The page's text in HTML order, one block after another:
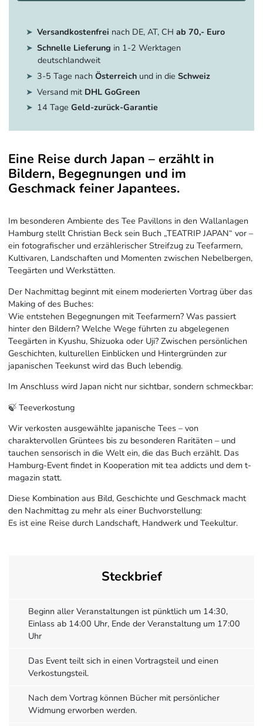
Versandkostenfrei nach DE, AT, CH ab 70,- Euro
Schnelle Lieferung in 1-2 Werktagen
deutschlandweit
3-5 Tage nach Österreichund in die Schweiz
Versand mit DHL GoGreen
14 Tage Geld-zurück-Garantie
Eine Reise durch Japan – erzählt in
Bildern, Begegnungen und im
Geschmack feiner Japantees.
Im besonderen Ambiente des Tee Pavillons in den Wallanlagen
Hamburg stellt Christian Beck sein Buch „TEATRIP JAPAN“ vor –
ein fotografischer und erzählerischer Streifzug zu Teefarmern,
Kultivaren, Landschaften und Momenten zwischen Nebelbergen,
Teegärten und Werkstätten.
Der Nachmittag beginnt mit einem moderierten Vortrag über das
Making of des Buches:
Wie entstehen Begegnungen mit Teefarmern? Was passiert
hinter den Bildern? Welche Wege führten zu abgelegenen
Teegärten in Kyushu, Shizuoka oder Uji? Zwischen persönlichen
Geschichten, kulturellen Einblicken und Hintergründen zur
japanischen Teekunst wird das Buch lebendig.
Im Anschluss wird Japan nicht nur sichtbar, sondern schmeckbar:
🍃 Teeverkostung
Wir verkosten ausgewählte japanische Tees – von
charaktervollen Grüntees bis zu besonderen Raritäten – und
tauchen sensorisch in die Welt ein, die das Buch erzählt. Das
Hamburg-Event findet in Kooperation mit tea addicts und dem t-
magazin statt.
Diese Kombination aus Bild, Geschichte und Geschmack macht
den Nachmittag zu mehr als einer Buchvorstellung:
Es ist eine Reise durch Landschaft, Handwerk und Teekultur.
Steckbrief
Beginn aller Veranstaltungen ist pünktlich um 14:30,
Einlass ab 14:00 Uhr, Ende der Veranstaltung um 17:00
Uhr
Das Event teilt sich in einen Vortragsteil und einen
Verkostungsteil.
Nach dem Vortrag können Bücher mit persönlicher
Widmung erworben werden.